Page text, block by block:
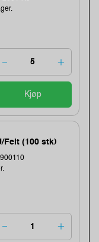
Kjøp
Felt (100 stk)